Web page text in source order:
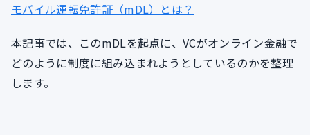
モバイル運転免許証（mDL）とは？
本記事では、このmDLを起点に、VCがオンライン金融で
どのように制度に組み込まれようとしているのかを整理
します。